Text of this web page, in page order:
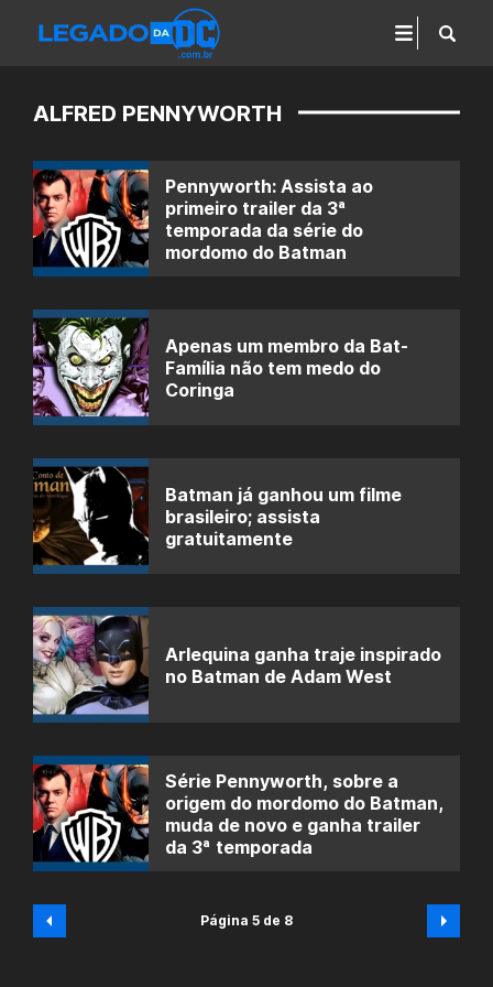
ALFRED PENNYWORTH
Pennyworth: Assista ao
primeiro trailer da 3ª
temporada da série do
mordomo do Batman
Apenas um membro da Bat-
Família não tem medo do
Coringa
Batman já ganhou um filme
brasileiro; assista
gratuitamente
Arlequina ganha traje inspirado
no Batman de Adam West
Série Pennyworth, sobre a
origem do mordomo do Batman,
muda de novo e ganha trailer
da 3ª temporada
Página 5 de 8